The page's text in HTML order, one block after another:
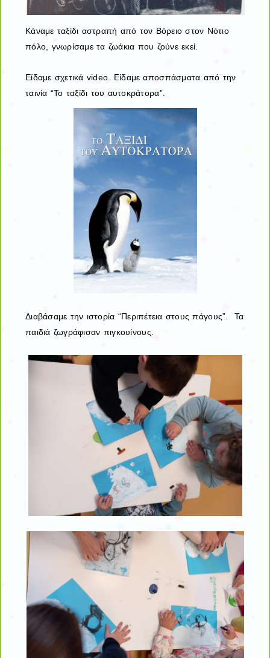
Κάναμε ταξίδι αστραπή από τον Βόρειο στον Νότιο
πόλο, γνωρίσαμε τα ζωάκια που ζούνε εκεί.
Είδαμε σχετικά video. Είδαμε αποσπάσματα από την
ταινία “Το ταξίδι του αυτοκράτορα”.
Διαβάσαμε την ιστορία “Περιπέτεια στους πάγους”. Τα
παιδιά ζωγράφισαν πιγκουίνους.